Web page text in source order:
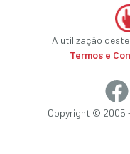
A utilização
Termos e
Copyright © 2005